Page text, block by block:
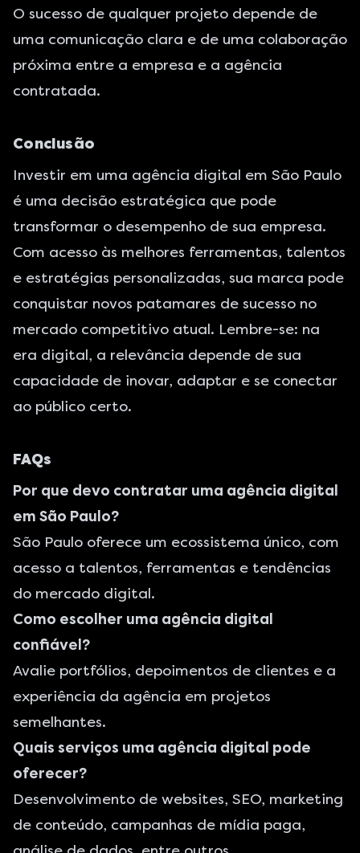
O sucesso de qualquer projeto depende de
uma comunicação clara e de uma colaboração
próxima entre a empresa e a agência
contratada.
Conclusão
Investir em uma agência digital em São Paulo
é uma decisão estratégica que pode
transformar o desempenho de sua empresa.
Com acesso às melhores ferramentas, talentos
e estratégias personalizadas, sua marca pode
conquistar novos patamares de sucesso no
mercado competitivo atual. Lembre-se: na
era digital, a relevância depende de sua
capacidade de inovar, adaptar e se conectar
ao público certo.
FAQs
Por que devo contratar uma agência digital
em São Paulo?
São Paulo oferece um ecossistema único, com
acesso a talentos, ferramentas e tendências
do mercado digital.
Como escolher uma agência digital
confiável?
Avalie portfólios, depoimentos de clientes e a
experiência da agência em projetos
semelhantes.
Quais serviços uma agência digital pode
oferecer?
Desenvolvimento de websites, SEO, marketing
de conteúdo, campanhas de mídia paga,